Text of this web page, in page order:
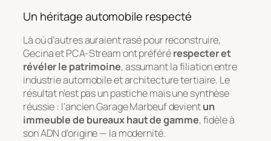
Un héritage automobile respecté
Là où d’autres auraient rasé pour reconstruire,
Gecina et PCA-Stream ont préférérespecter et
révéler le patrimoine, assumant la filiation entre
industrie automobile et architecture tertiaire. Le
résultat n’est pas un pastiche mais une synthèse
réussie : l’ancien Garage Marbeuf devientun
immeuble de bureaux haut de gamme, fidèle à
son ADN d’origine — la modernité.